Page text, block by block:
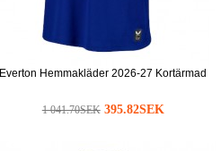
Everton Hemmakläder 2026-27 Kortärmad
1 041.70SEK 395.82SEK